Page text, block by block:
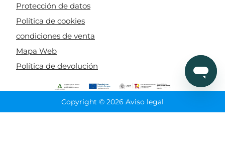
Protección de datos
Política de cookies
condiciones de venta
Mapa Web
Política de devolución
Copyright © 2026 Aviso legal